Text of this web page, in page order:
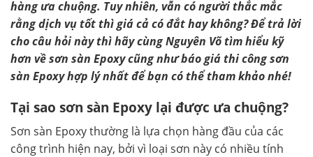
hàng ưa chuộng. Tuy nhiên, vẫn có người thắc mắc
rằng dịch vụ tốt thì giá cả có đắt hay không? Để trả lời
cho câu hỏi này thì hãy cùng Nguyên Võ tìm hiểu kỹ
hơn về sơn sàn Epoxy cũng như báo giá thi công sơn
sàn Epoxy hợp lý nhất để bạn có thể tham khảo nhé!
Tại sao sơn sàn Epoxy lại được ưa chuộng?
Sơn sàn Epoxy thường là lựa chọn hàng đầu của các
công trình hiện nay, bởi vì loại sơn này có nhiều tính